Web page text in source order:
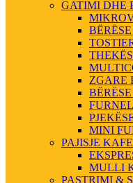
GATIMI DHE
ZGARE
MINI
PAJISJE KAFE
MULLI
PASTRIMI &